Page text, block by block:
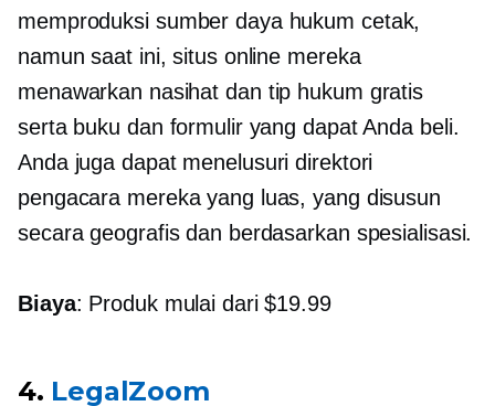
memproduksi sumber daya hukum cetak,
namun saat ini, situs online mereka
menawarkan nasihat dan tip hukum gratis
serta buku dan formulir yang dapat Anda beli.
Anda juga dapat menelusuri direktori
pengacara mereka yang luas, yang disusun
secara geografis dan berdasarkan spesialisasi.
Biaya: Produk mulai dari $19.99
4. LegalZoom